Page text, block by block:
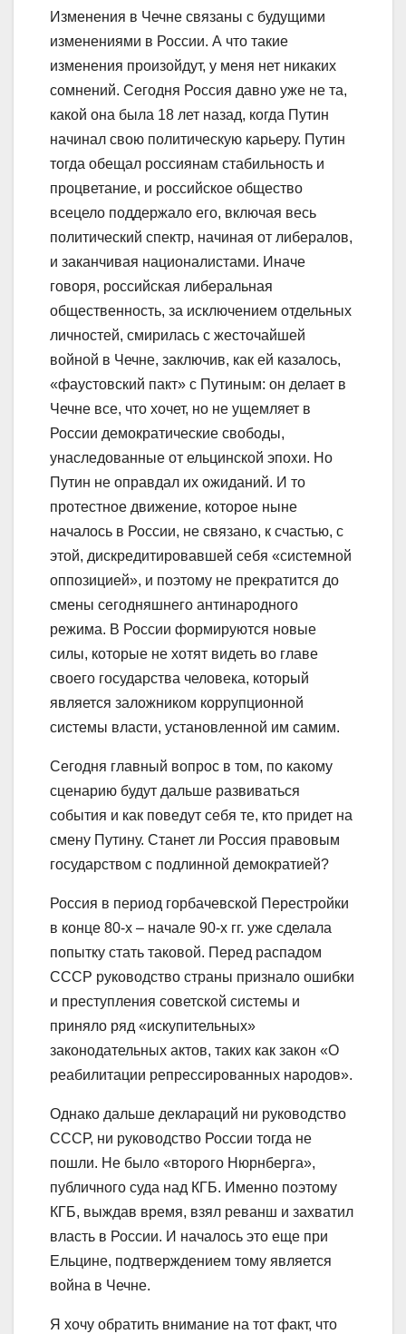
Изменения в Чечне связаны с будущими
изменениями в России. А что такие
изменения произойдут, у меня нет никаких
сомнений. Сегодня Россия давно уже не та,
какой она была 18 лет назад, когда Путин
начинал свою политическую карьеру. Путин
тогда обещал россиянам стабильность и
процветание, и российское общество
всецело поддержало его, включая весь
политический спектр, начиная от либералов,
и заканчивая националистами. Иначе
говоря, российская либеральная
общественность, за исключением отдельных
личностей, смирилась с жесточайшей
войной в Чечне, заключив, как ей казалось,
«фаустовский пакт» с Путиным: он делает в
Чечне все, что хочет, но не ущемляет в
России демократические свободы,
унаследованные от ельцинской эпохи. Но
Путин не оправдал их ожиданий. И то
протестное движение, которое ныне
началось в России, не связано, к счастью, с
этой, дискредитировавшей себя «системной
оппозицией», и поэтому не прекратится до
смены сегодняшнего антинародного
режима. В России формируются новые
силы, которые не хотят видеть во главе
своего государства человека, который
является заложником коррупционной
системы власти, установленной им самим.
Сегодня главный вопрос в том, по какому
сценарию будут дальше развиваться
события и как поведут себя те, кто придет на
смену Путину. Станет ли Россия правовым
государством с подлинной демократией?
Россия в период горбачевской Перестройки
в конце 80-х – начале 90-х гг. уже сделала
попытку стать таковой. Перед распадом
СССР руководство страны признало ошибки
и преступления советской системы и
приняло ряд «искупительных»
законодательных актов, таких как закон «О
реабилитации репрессированных народов».
Однако дальше деклараций ни руководство
СССР, ни руководство России тогда не
пошли. Не было «второго Нюрнберга»,
публичного суда над КГБ. Именно поэтому
КГБ, выждав время, взял реванш и захватил
власть в России. И началось это еще при
Ельцине, подтверждением тому является
война в Чечне.
Я хочу обратить внимание на тот факт, что